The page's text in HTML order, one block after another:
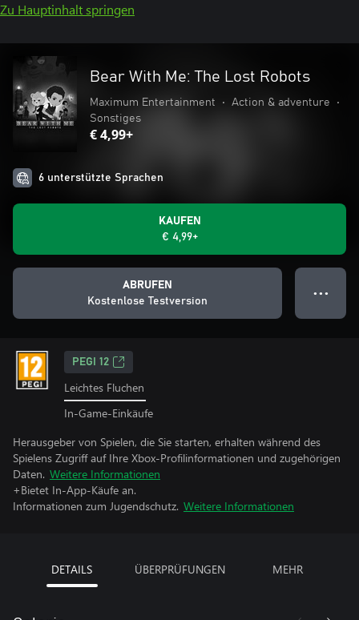
Zu Hauptinhalt springen
Bear With Me: The Lost Robots
Maximum Entertainment • Action & adventure
•
Sonstiges
€ 4,99+
6 unterstützte Sprachen
KAUFEN
€ 4,99+
ABRUFEN
Kostenlose Testversion
● ● ●
PEGI 12
Leichtes Fluchen
In-Game-Einkäufe
Herausgeber von Spielen, die Sie starten, erhalten während des
Spielens Zugriff auf Ihre Xbox-Profilinformationen und zugehörigen
Daten. Weitere Informationen
+Bietet In-App-Käufe an.
Informationen zum Jugendschutz. Weitere Informationen
DETAILS ÜBERPRÜFUNGEN MEHR